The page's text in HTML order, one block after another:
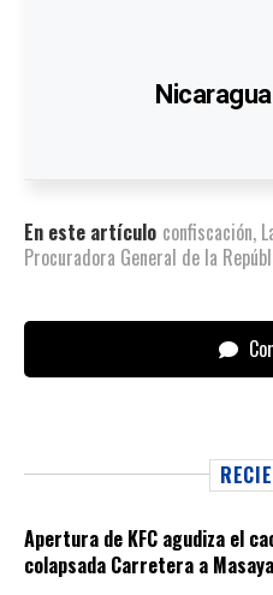
En este artículo confiscación,
Procuradora General de la
Apertura de KFC agudiza el
colapsada Carretera a Masaya